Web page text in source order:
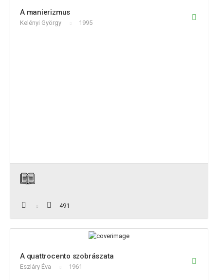
A manierizmus
Kelényi György 1995
491
A quattrocento szobrászata
Eszláry Éva 1961